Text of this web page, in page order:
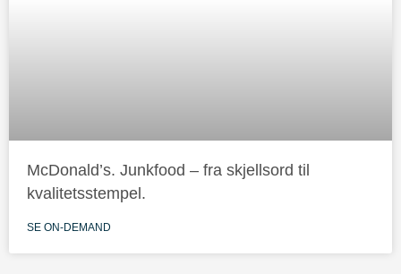
McDonald’s. Junkfood – fra skjellsord til
kvalitetsstempel.
SE ON-DEMAND